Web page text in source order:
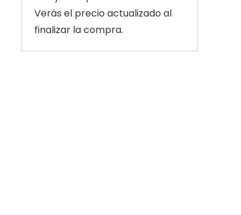
Verás el precio actualizado al
finalizar la compra.